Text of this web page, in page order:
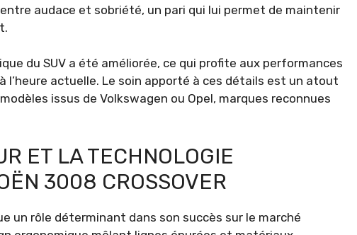
audace et sobriété, un pari qui lui permet de maintenir
du SUV a été améliorée, ce qui profite aux performances
l’heure actuelle. Le soin apporté à ces détails est un atout
issus de Volkswagen ou Opel, marques reconnues
ET LA TECHNOLOGIE
3008 CROSSOVER
un rôle déterminant dans son succès sur le marché